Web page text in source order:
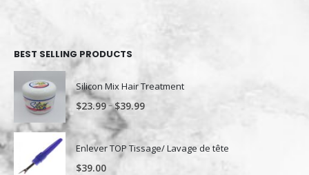
BEST SELLING PRODUCTS
Silicon Mix Hair Treatment
$23.99–$39.99
Enlever TOP Tissage/ Lavage de tête
$39.00